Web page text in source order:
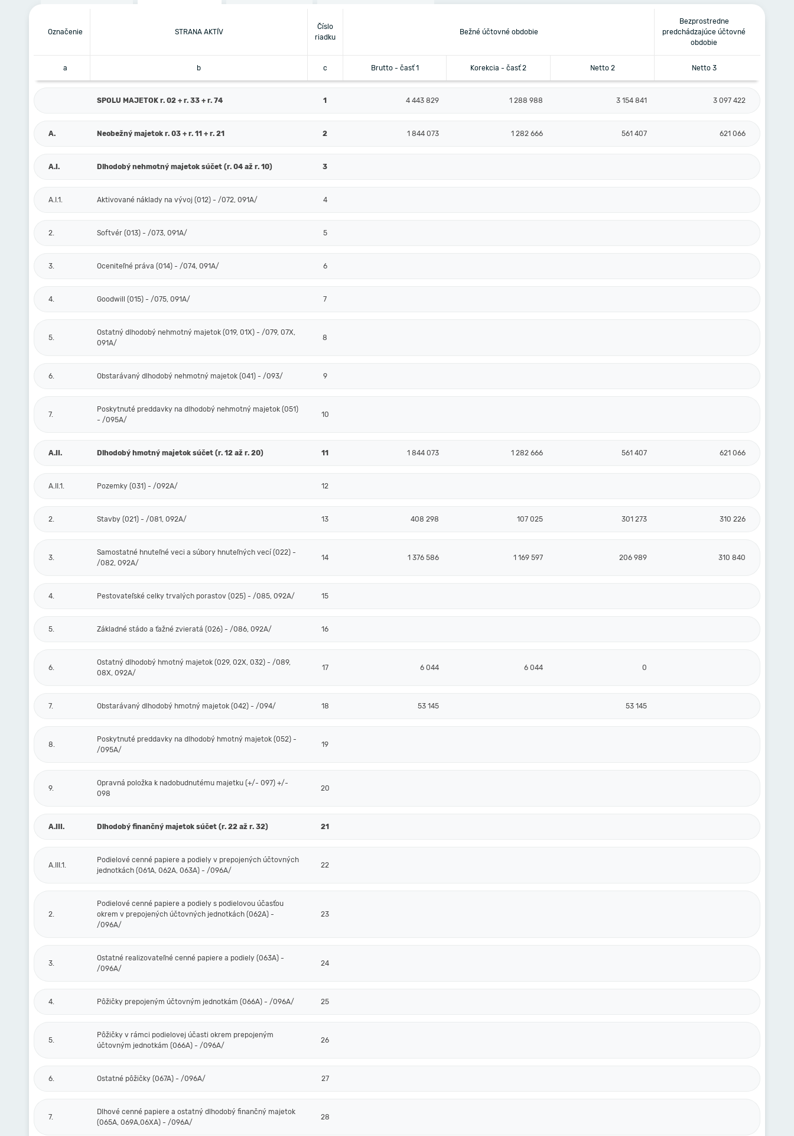
Označenie STRANA AKTÍV
Číslo
riadku
Bežné účtovné obdobie
Bezprostredne
predchádzajúce účtovné
obdobie
a b c Brutto - časť 1 Korekcia - časť 2 Netto 2 Netto 3
SPOLU MAJETOK r. 02 + r. 33 + r. 74 1 4 443 829 1 288 988 3 154 841 3 097 422
A. Neobežný majetok r. 03 + r. 11 + r. 21 2 1 844 073 1 282 666 561 407 621 066
A.I. Dlhodobý nehmotný majetok súčet (r. 04 až r. 10) 3
A.I.1. Aktivované náklady na vývoj (012) - /072, 091A/ 4
2. Softvér (013) - /073, 091A/ 5
3. Oceniteľné práva (014) - /074, 091A/ 6
4. Goodwill (015) - /075, 091A/ 7
5.
Ostatný dlhodobý nehmotný majetok (019, 01X) - /079, 07X,
091A/
8
6. Obstarávaný dlhodobý nehmotný majetok (041) - /093/ 9
7.
Poskytnuté preddavky na dlhodobý nehmotný majetok (051)
- /095A/
10
A.II. Dlhodobý hmotný majetok súčet (r. 12 až r. 20) 11 1 844 073 1 282 666 561 407 621 066
A.II.1. Pozemky (031) - /092A/ 12
2. Stavby (021) - /081, 092A/ 13 408 298 107 025 301 273 310 226
3.
Samostatné hnuteľné veci a súbory hnuteľných vecí (022) -
/082, 092A/
14 1 376 586 1 169 597 206 989 310 840
4. Pestovateľské celky trvalých porastov (025) - /085, 092A/ 15
5. Základné stádo a ťažné zvieratá (026) - /086, 092A/ 16
6.
Ostatný dlhodobý hmotný majetok (029, 02X, 032) - /089,
08X, 092A/
17 6 044 6 044 0
7. Obstarávaný dlhodobý hmotný majetok (042) - /094/ 18 53 145 53 145
8.
Poskytnuté preddavky na dlhodobý hmotný majetok (052) -
/095A/
19
9.
Opravná položka k nadobudnutému majetku (+/- 097) +/-
098
20
A.III. Dlhodobý finančný majetok súčet (r. 22 až r. 32) 21
A.III.1.
Podielové cenné papiere a podiely v prepojených účtovných
jednotkách (061A, 062A, 063A) - /096A/
22
2.
Podielové cenné papiere a podiely s podielovou účasťou
okrem v prepojených účtovných jednotkách (062A) -
/096A/
23
3.
Ostatné realizovateľné cenné papiere a podiely (063A) -
/096A/
24
4. Pôžičky prepojeným účtovným jednotkám (066A) - /096A/ 25
5.
Pôžičky v rámci podielovej účasti okrem prepojeným
účtovným jednotkám (066A) - /096A/
26
6. Ostatné pôžičky (067A) - /096A/ 27
7.
Dlhové cenné papiere a ostatný dlhodobý finančný majetok
(065A, 069A,06XA) - /096A/
28